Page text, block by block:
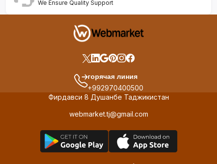
We Ensure Quality Support
горячая линия
+992970400500
Фирдавси 8 Душанбе Таджикистан
webmarket.tj@gmail.com